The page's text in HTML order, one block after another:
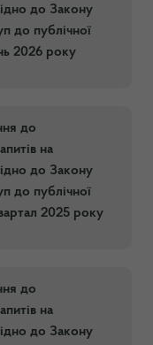
до Закону
до публічної
2026 року
до
на
до Закону
до публічної
2025 року
до
на
до Закону